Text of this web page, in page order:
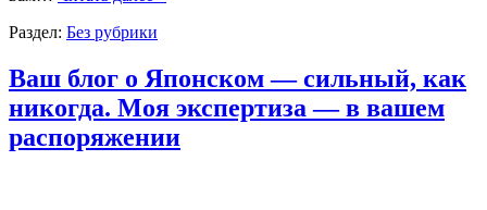
Раздел: Без рубрики
Ваш блог о Японском — сильный, как
никогда. Моя экспертиза — в вашем
распоряжении